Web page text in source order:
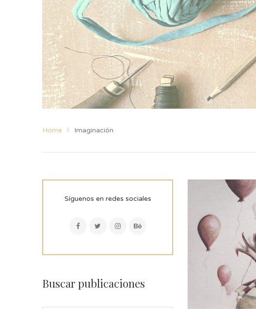
Home Imaginación
Síguenos en redes sociales
Buscar publicaciones